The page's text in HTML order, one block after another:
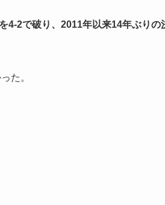
4-2で破り、2011年以来14年ぶりの
た。